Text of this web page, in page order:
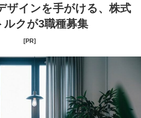
ザインを手がける、株式
ルクが3職種募集
[PR]